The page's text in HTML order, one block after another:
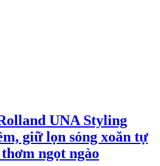
UNA Styling
giữ lọn sóng xoăn tự
ngọt ngào